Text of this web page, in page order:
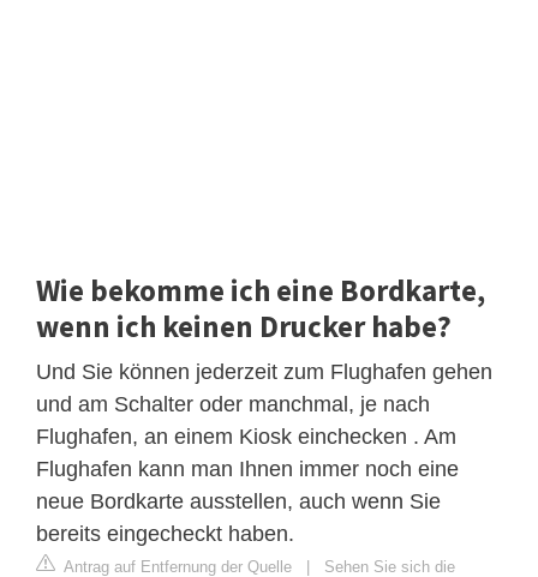
Wie bekomme ich eine Bordkarte,
wenn ich keinen Drucker habe?
Und Sie können jederzeit zum Flughafen gehen
und am Schalter oder manchmal, je nach
Flughafen, an einem Kiosk einchecken . Am
Flughafen kann man Ihnen immer noch eine
neue Bordkarte ausstellen, auch wenn Sie
bereits eingecheckt haben.
Antrag auf Entfernung der Quelle | Sehen Sie sich die